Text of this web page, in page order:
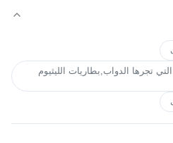
تجرها الدواب,بطاريات الليثيوم